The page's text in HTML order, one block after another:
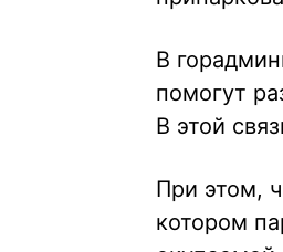
В
помогут
В этой
При этом,
котором